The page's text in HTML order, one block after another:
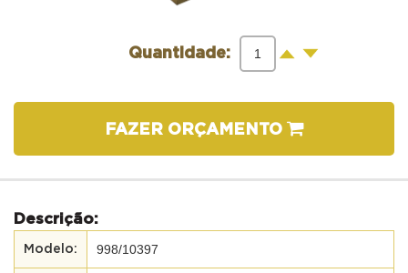
Quantidade: + -
FAZER ORÇAMENTO
Descrição:
998/10397